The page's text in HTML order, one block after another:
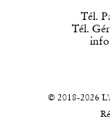
Tél.
Tél.
© 2018-2026